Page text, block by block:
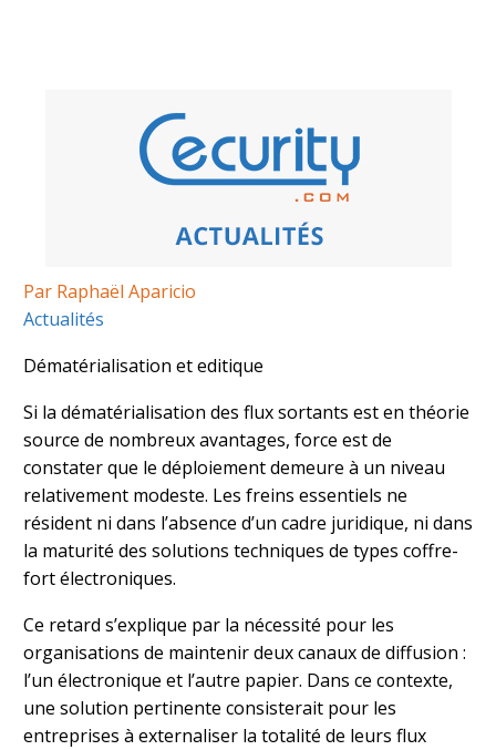
Par Raphaël Aparicio
Actualités
Dématérialisation et editique
Si la dématérialisation des flux sortants est en théorie
source de nombreux avantages, force est de
constater que le déploiement demeure à un niveau
relativement modeste. Les freins essentiels ne
résident ni dans l’absence d’un cadre juridique, ni dans
la maturité des solutions techniques de types coffre-
fort électroniques.
Ce retard s’explique par la nécessité pour les
organisations de maintenir deux canaux de diffusion :
l’un électronique et l’autre papier. Dans ce contexte,
une solution pertinente consisterait pour les
entreprises à externaliser la totalité de leurs flux